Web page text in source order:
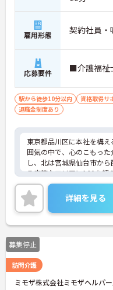
雇用形態 契約社員・
応募要件 ■介護福祉
駅から徒歩10分以内 資格取得サ
退職金制度あり
東京都品川区に本社を構
囲気の中で、心のこもっ
し、北は宮城県仙台市か
る広範なエリアに160を超
ています。
ご興味のある方には、面
に詳細をお話いたします
さい。
詳細を見る
募集停止
訪問介護
ミモザ株式会社ミモザヘルパ